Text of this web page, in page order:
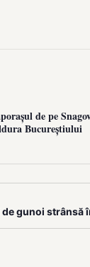
de pe
Bucureștiului
gunoi strânsă